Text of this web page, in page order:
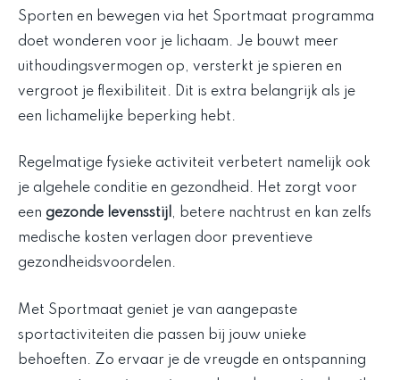
Sporten en bewegen via het Sportmaat programma
doet wonderen voor je lichaam. Je bouwt meer
uithoudingsvermogen op, versterkt je spieren en
vergroot je flexibiliteit. Dit is extra belangrijk als je
een lichamelijke beperking hebt.
Regelmatige fysieke activiteit verbetert namelijk ook
je algehele conditie en gezondheid. Het zorgt voor
een gezonde levensstijl, betere nachtrust en kan zelfs
medische kosten verlagen door preventieve
gezondheidsvoordelen.
Met Sportmaat geniet je van aangepaste
sportactiviteiten die passen bij jouw unieke
behoeften. Zo ervaar je de vreugde en ontspanning